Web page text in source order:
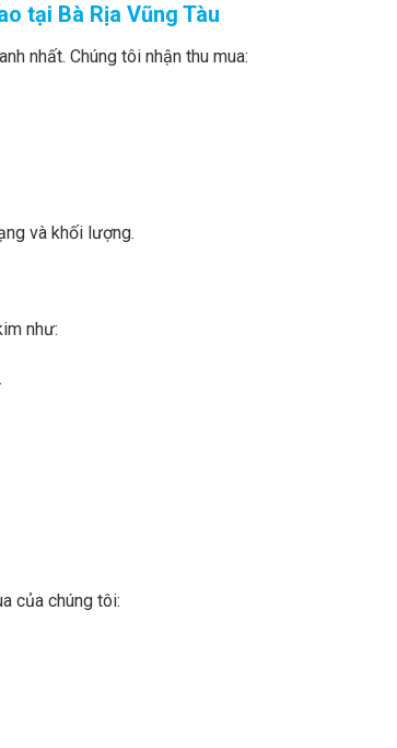
tại Bà Rịa Vũng Tàu
nhất. Chúng tôi nhận thu mua:
và khối lượng.
như:
của chúng tôi: